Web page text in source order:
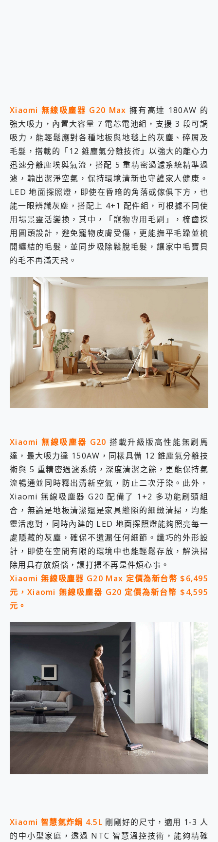
Xiaomi 無線吸塵器 G20 Max 擁有高達 180AW 的
強大吸力，內置大容量 7 電芯電池組，支援 3 段可調
吸力，能輕鬆應對各種地板與地毯上的灰塵、碎屑及
毛髮，搭載的「12 錐塵氣分離技術」以強大的離心力
迅速分離塵埃與氣流，搭配 5 重精密過濾系統精準過
濾，輸出潔淨空氣，保持環境清新也守護家人健康。
LED 地面探照燈，即使在昏暗的角落或傢俱下方，也
能一眼辨識灰塵，搭配上 4+1 配件組，可根據不同使
用場景靈活變換，其中，「寵物專用毛刷」，梳齒採
用圓頭設計，避免寵物皮膚受傷，更能撫平毛躁並梳
開纏結的毛髮，並同步吸除鬆脫毛髮，讓家中毛寶貝
的毛不再滿天飛。
Xiaomi 無線吸塵器 G20搭載升級版高性能無刷馬
達，最大吸力達 150AW，同樣具備 12 錐塵氣分離技
術與 5 重精密過濾系統，深度清潔之餘，更能保持氣
流暢通並同時釋出清新空氣，防止二次汙染。此外，
Xiaomi 無線吸塵器 G20 配備了 1+2 多功能刷頭組
合，無論是地板清潔還是家具縫隙的細緻清掃，均能
靈活應對，同時內建的 LED 地面探照燈能夠照亮每一
處隱藏的灰塵，確保不遺漏任何細節。纖巧的外形設
計，即使在空間有限的環境中也能輕鬆存放，解決掃
除用具存放煩惱，讓打掃不再是件煩心事。
Xiaomi 無線吸塵器 G20 Max 定價為新台幣 $6,495
元，Xiaomi 無線吸塵器 G20 定價為新台幣 $4,595
元。
Xiaomi 智慧氣炸鍋 4.5L 剛剛好的尺寸，適用 1-3 人
的中小型家庭，透過 NTC 智慧溫控技術，能夠精確